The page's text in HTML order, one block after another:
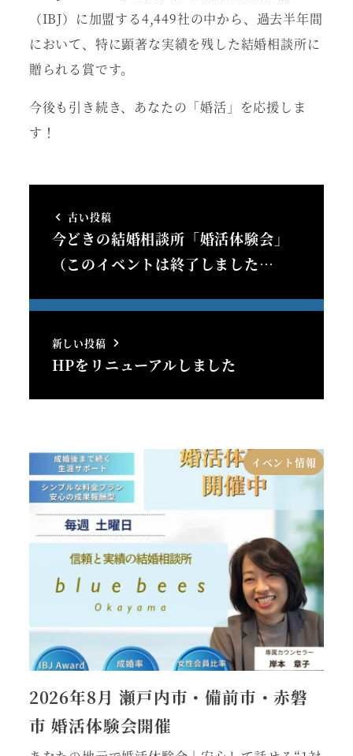
（IBJ）に加盟する4,449社の中から、過去半年間
において、特に顕著な実績を残した結婚相談所に
贈られる賞です。
今後も引き続き、あなたの「婚活」を応援しま
す！
古い投稿
今どきの結婚相談所「婚活体験会」
（このイベントは終了しました…
新しい投稿
HPをリニューアルしました
イベント情報
2026年8月 瀬戸内市・備前市・赤磐
市 婚活体験会開催